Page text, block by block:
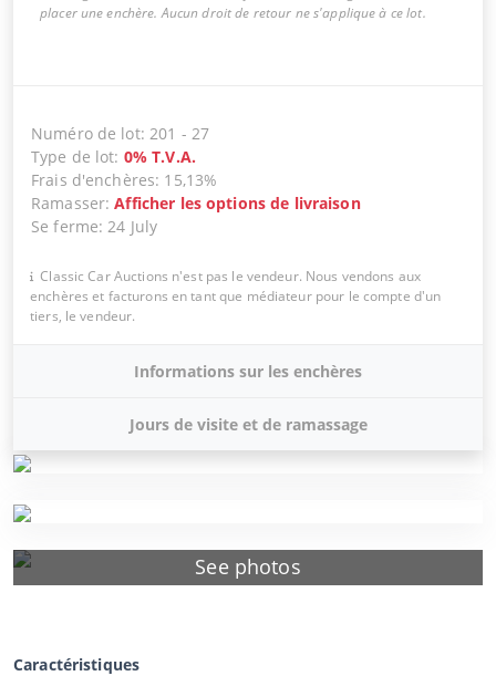
See photos
placer une enchère. Aucun droit de retour ne s'applique à ce lot.
Numéro de lot:201 - 27
Type de lot: 0% T.V.A.
Frais d'enchères: 15,13%
Ramasser:Afficher les options de livraison
Se ferme:24 July
Classic Car Auctions n'est pas le vendeur. Nous vendons aux
enchères et facturons en tant que médiateur pour le compte d'un
tiers, le vendeur.
Informations sur les enchères
Jours de visite et de ramassage
Caractéristiques